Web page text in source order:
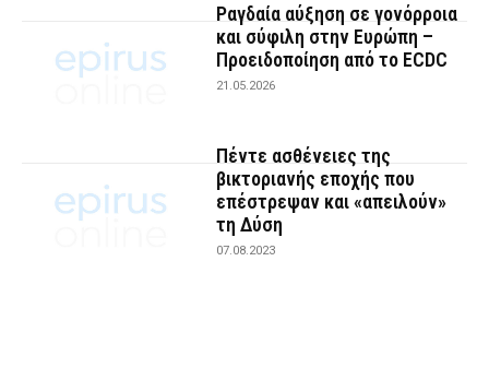
Ραγδαία αύξηση σε γονόρροια
και σύφιλη στην Ευρώπη –
Προειδοποίηση από το ECDC
21.05.2026
Πέντε ασθένειες της
βικτοριανής εποχής που
επέστρεψαν και «απειλούν»
τη Δύση
07.08.2023